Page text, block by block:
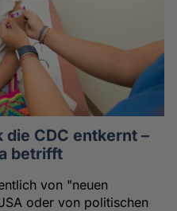
CDC entkernt –
betrifft
von "neuen
oder von politischen